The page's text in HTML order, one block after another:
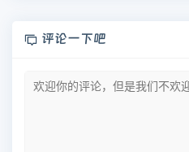
评论一下吧